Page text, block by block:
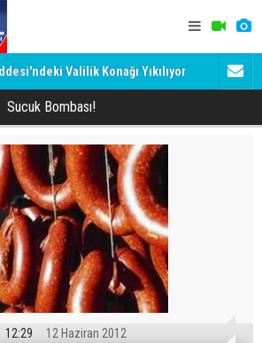
Valilik Konağı Yıkılıyor Türkiye,
Sucuk Bombası!
12:29 12 Haziran 2012